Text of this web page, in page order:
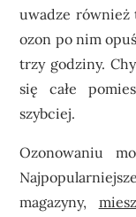
uwadze również
ozon po nim
trzy godziny.
się całe
szybciej.
Ozonowaniu
magazyny,